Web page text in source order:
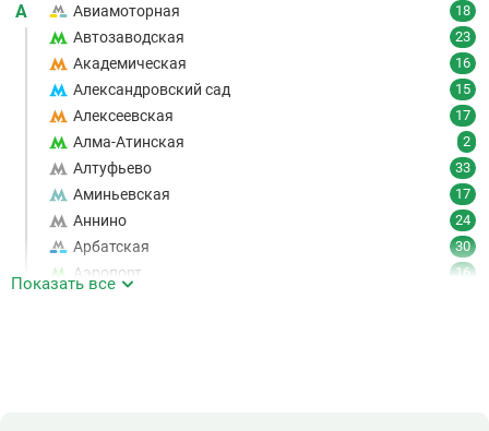
А Авиамоторная 18
Автозаводская 23
Академическая 16
Александровский сад 15
Алексеевская 17
Алма-Атинская 2
Алтуфьево 33
Аминьевская 17
Аннино 24
Арбатская 30
Аэропорт 16
Показать все